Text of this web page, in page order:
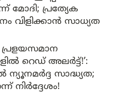
മോദി; പ്രത്യേക
വിളിക്കാൻ സാധ്യത
പ്രളയസമാന
റെഡ് അലർട്ട്!’:
സാദ്ധ്യത;
നിർദ്ദേശം!